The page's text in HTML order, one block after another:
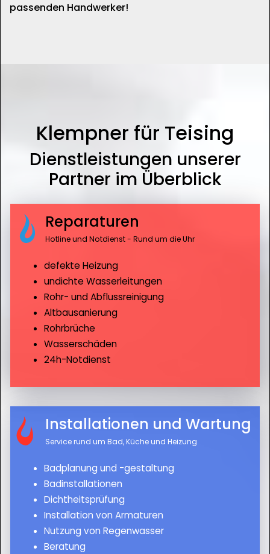
passenden Handwerker!
Klempner für Teising
Dienstleistungen unserer
Partner im Überblick
Reparaturen
Hotline und Notdienst - Rund um die Uhr
defekte Heizung
undichte Wasserleitungen
Rohr- und Abflussreinigung
Altbausanierung
Rohrbrüche
Wasserschäden
24h-Notdienst
Installationen und Wartung
Service rund um Bad, Küche und Heizung
Badplanung und -gestaltung
Badinstallationen
Dichtheitsprüfung
Installation von Armaturen
Nutzung von Regenwasser
Beratung